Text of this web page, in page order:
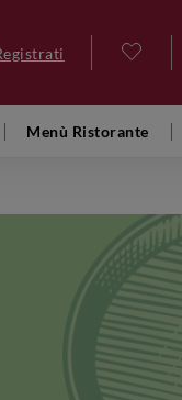
Menù Ristorante